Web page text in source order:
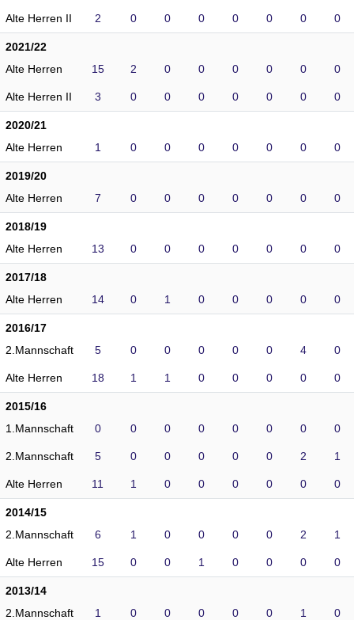
Alte Herren II 2 0 0 0 0 0 0 0
2021/22
Alte Herren
15 2 0 0 0 0 0 0
Alte Herren II 3 0 0 0 0 0 0 0
2020/21
Alte Herren
1 0 0 0 0 0 0 0
2019/20
Alte Herren
7 0 0 0 0 0 0 0
2018/19
Alte Herren
13 0 0 0 0 0 0 0
2017/18
Alte Herren
14 0 1 0 0 0 0 0
2016/17
2.Mannschaft
5 0 0 0 0 0 4 0
Alte Herren 18 1 1 0 0 0 0 0
2015/16
1.Mannschaft
0 0 0 0 0 0 0 0
2.Mannschaft 5 0 0 0 0 0 2 1
Alte Herren 11 1 0 0 0 0 0 0
2014/15
2.Mannschaft
6 1 0 0 0 0 2 1
Alte Herren 15 0 0 1 0 0 0 0
2013/14
2.Mannschaft
1 0 0 0 0 0 1 0